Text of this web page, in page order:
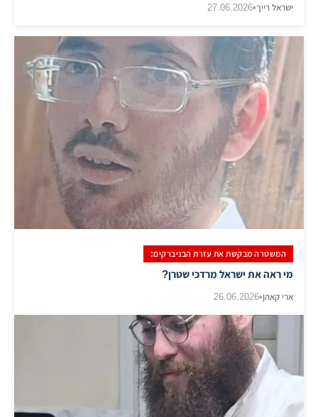
ישראל רייך•
27.06.2026
המשטרה מבקשת את עזרת הבניברקים:
מי ראה את ישראל מרדכי שטרן?
ארי קאהן•
26.06.2026